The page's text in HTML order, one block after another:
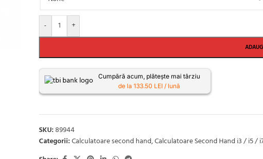
- +
Cumpără acum, plătește mai târziu
de la 133.50 LEI / lună
SKU:89944
Categorii:Calculatoare second hand,Calculatoare Second Hand i3 / i5 /